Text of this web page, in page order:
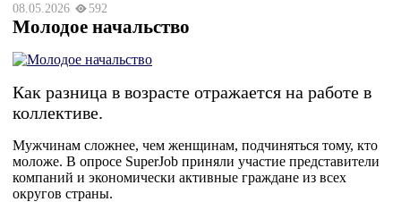
08.05.2026 592
Молодое начальство
Как разница в возрасте отражается на работе в
коллективе.
Мужчинам сложнее, чем женщинам, подчиняться тому, кто
моложе. В опросе SuperJob приняли участие представители
компаний и экономически активные граждане из всех
округов страны.